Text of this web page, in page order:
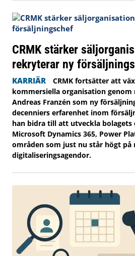
CRMK stärker
rekryterar ny
KARRIÄR
CRMK fortsätter att
kommersiella organisation
Andreas Franzén som ny
decenniers erfarenhet inom
han bidra till att utveckla bolagets
Microsoft Dynamics 365, Power
områden som just nu står högt på
digitaliseringsagendor.